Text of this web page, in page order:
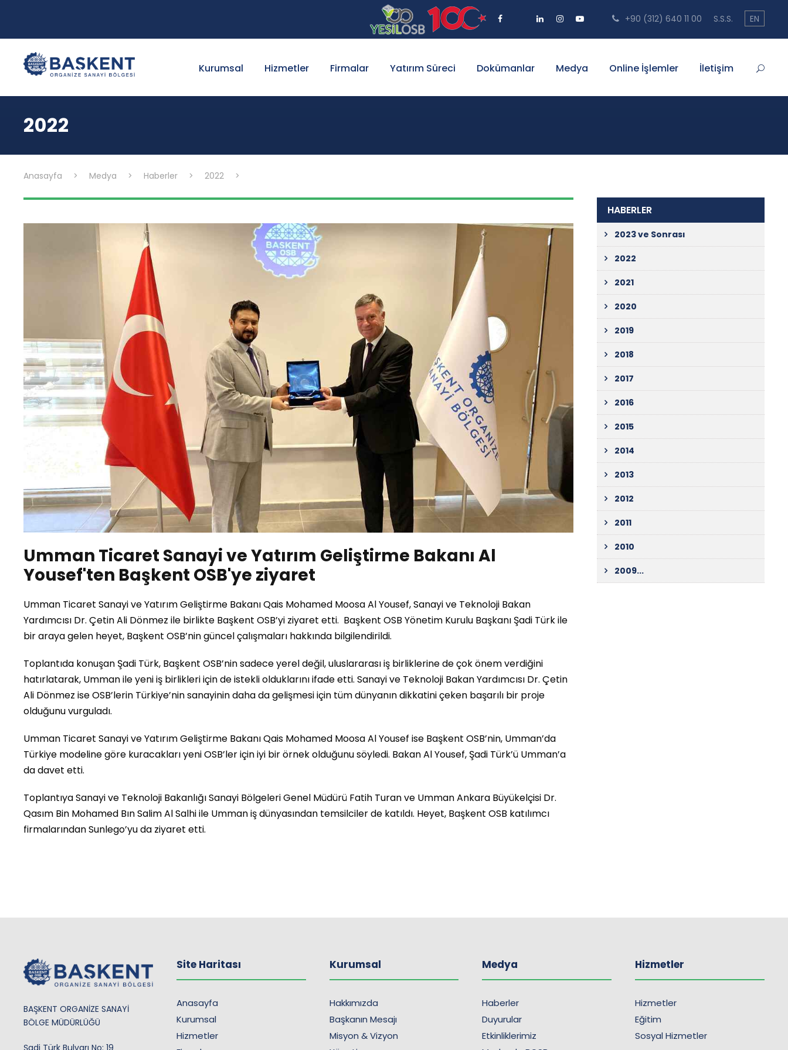
+90 (312) 640 11 00 S.S.S. EN
Kurumsal Hizmetler Firmalar Yatırım Süreci Dokümanlar Medya Online İşlemler İletişim
2022
Anasayfa > Medya > Haberler > 2022 >
Umman Ticaret Sanayi ve Yatırım Geliştirme Bakanı Al
Yousef'ten Başkent OSB'ye ziyaret
Umman Ticaret Sanayi ve Yatırım Geliştirme Bakanı Qais Mohamed Moosa Al Yousef, Sanayi ve Teknoloji Bakan
Yardımcısı Dr. Çetin Ali Dönmez ile birlikte Başkent OSB’yi ziyaret etti. Başkent OSB Yönetim Kurulu Başkanı Şadi Türk ile
bir araya gelen heyet, Başkent OSB’nin güncel çalışmaları hakkında bilgilendirildi.
Toplantıda konuşan Şadi Türk, Başkent OSB’nin sadece yerel değil, uluslararası iş birliklerine de çok önem verdiğini
hatırlatarak, Umman ile yeni iş birlikleri için de istekli olduklarını ifade etti. Sanayi ve Teknoloji Bakan Yardımcısı Dr. Çetin
Ali Dönmez ise OSB’lerin Türkiye’nin sanayinin daha da gelişmesi için tüm dünyanın dikkatini çeken başarılı bir proje
olduğunu vurguladı.
Umman Ticaret Sanayi ve Yatırım Geliştirme Bakanı Qais Mohamed Moosa Al Yousef ise Başkent OSB’nin, Umman’da
Türkiye modeline göre kuracakları yeni OSB’ler için iyi bir örnek olduğunu söyledi. Bakan Al Yousef, Şadi Türk’ü Umman’a
da davet etti.
Toplantıya Sanayi ve Teknoloji Bakanlığı Sanayi Bölgeleri Genel Müdürü Fatih Turan ve Umman Ankara Büyükelçisi Dr.
Qasım Bin Mohamed Bın Salim Al Salhi ile Umman iş dünyasından temsilciler de katıldı. Heyet, Başkent OSB katılımcı
firmalarından Sunlego’yu da ziyaret etti.
HABERLER
2023 ve Sonrası
2022
2021
2020
2019
2018
2017
2016
2015
2014
2013
2012
2011
2010
2009...
BAŞKENT ORGANİZE SANAYİ
BÖLGE MÜDÜRLÜĞÜ
Site Haritası
Anasayfa
Kurumsal
Hizmetler
Kurumsal
Hakkımızda
Başkanın Mesajı
Misyon & Vizyon
Medya
Haberler
Duyurular
Etkinliklerimiz
Hizmetler
Hizmetler
Eğitim
Sosyal Hizmetler